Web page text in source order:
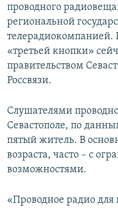
проводного
региональной
телерадиокомпанией.
«третьей кнопки»
правительством
Россвязи.
Слушателями
Севастополе, по
пятый житель. В
возраста, часто – с
возможностями.
«Проводное радио